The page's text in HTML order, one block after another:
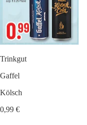
Trinkgut
Gaffel
Kölsch
0,99 €